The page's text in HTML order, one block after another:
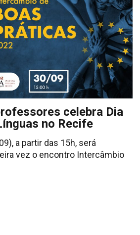
celebra Dia
no Recife
a partir das 15h, será
vez o encontro Intercâmbio